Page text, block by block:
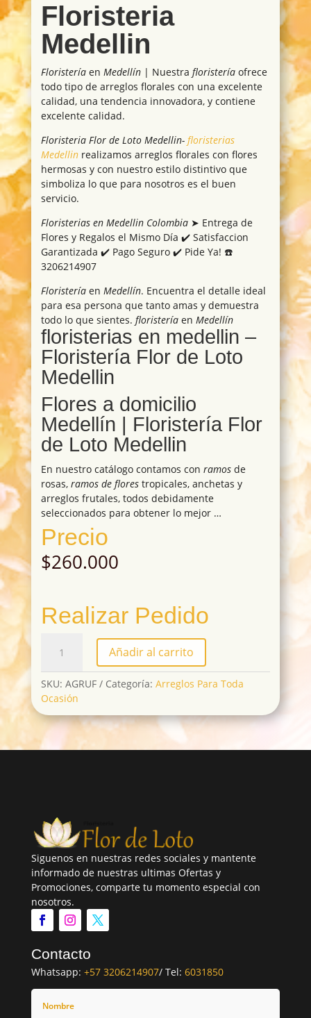
Floristeria
Medellin
Floristeríaen Medellín| Nuestra floristeríaofrece
todo tipo de arreglos florales con una excelente
calidad, una tendencia innovadora, y contiene
excelente calidad.
Floristeria Flor de Loto Medellin- floristerias
Medellinrealizamos arreglos florales con flores
hermosas y con nuestro estilo distintivo que
simboliza lo que para nosotros es el buen
servicio.
Floristerias en Medellin Colombia➤ Entrega de
Flores y Regalos el Mismo Día ✔️ Satisfaccion
Garantizada ✔️ Pago Seguro ✔️ Pide Ya! ☎️
3206214907
Floristeríaen Medellín. Encuentra el detalle ideal
para esa persona que tanto amas y demuestra
todo lo que sientes. floristeríaen Medellín
floristerias en medellin –
Floristería Flor de Loto
Medellin
Flores a domicilio
Medellín | Floristería Flor
de Loto Medellin
En nuestro catálogo contamos con ramosde
rosas, ramos de florestropicales, anchetas y
arreglos frutales, todos debidamente
seleccionados para obtener lo mejor …
Precio
$260.000
Realizar Pedido
cantidad
Añadir al carrito
SKU: AGRUF Categoría: Arreglos Para Toda
Ocasión
Siguenos en nuestras redes sociales y mantente
informado de nuestras ultimas Ofertas y
Promociones, comparte tu momento especial con
nosotros.
Contacto
Whatsapp: +57 3206214907/ Tel: 6031850